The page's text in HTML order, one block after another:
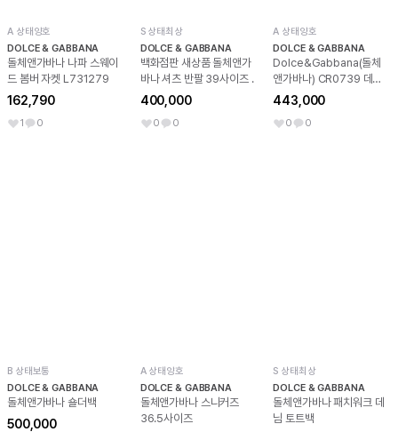
A 상태양호
DOLCE & GABBANA
돌체앤가바나 나파 스웨이
드 봄버 자켓 L731279
162,790
1 0
S 상태최상
DOLCE & GABBANA
백화점판 새상품 돌체앤가
바나 셔츠 반팔 39사이즈 .
400,000
0 0
A 상태양호
DOLCE & GABBANA
Dolce&Gabbana(돌체
앤가바나) CR0739 데님
금장 DG 힐 여성 샌들 구두
aa64416
443,000
0 0
B 상태보통
DOLCE & GABBANA
돌체앤가바나 숄더백
500,000
A 상태양호
DOLCE & GABBANA
돌체앤가바나 스니커즈
36.5사이즈
S 상태최상
DOLCE & GABBANA
돌체앤가바나 패치워크 데
님 토트백